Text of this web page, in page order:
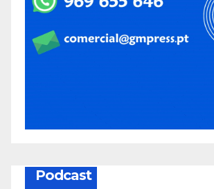
Podcast